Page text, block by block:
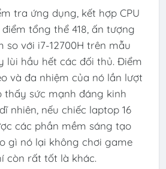
tra ứng dụng, kết hợp CPU
tổng thể 418, ấn tượng
so với i7-12700H trên mẫu
lùi hầu hết các đối thủ. Điểm
và đa nhiệm của nó lần lượt
thấy sức mạnh đáng kinh
nhiên, nếu chiếc laptop 16
các phần mềm sáng tạo
gì nó lại không chơi game
còn rất tốt là khác.